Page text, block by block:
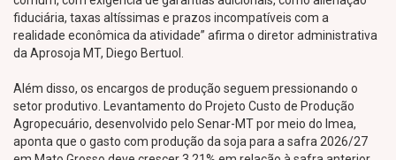
fiduciária, taxas altíssimas e prazos incompatíveis com a
realidade econômica da atividade” afirma o diretor administrativa
da Aprosoja MT, Diego Bertuol.
Além disso, os encargos de produção seguem pressionando o
setor produtivo. Levantamento do Projeto Custo de Produção
Agropecuário, desenvolvido pelo Senar-MT por meio do Imea,
aponta que o gasto com produção da soja para a safra 2026/27